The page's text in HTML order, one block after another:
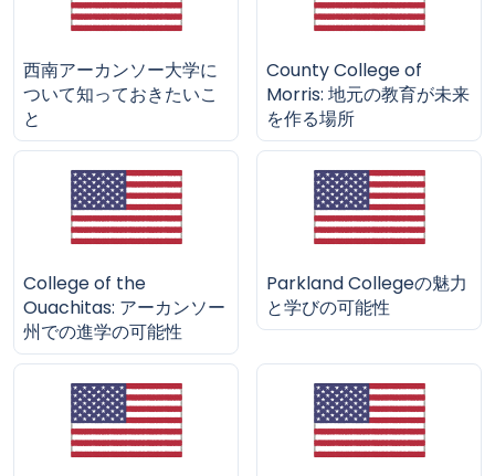
西南アーカンソー大学に
ついて知っておきたいこ
と
County College of
Morris: 地元の教育が未来
を作る場所
College of the
Ouachitas: アーカンソー
州での進学の可能性
Parkland Collegeの魅力
と学びの可能性